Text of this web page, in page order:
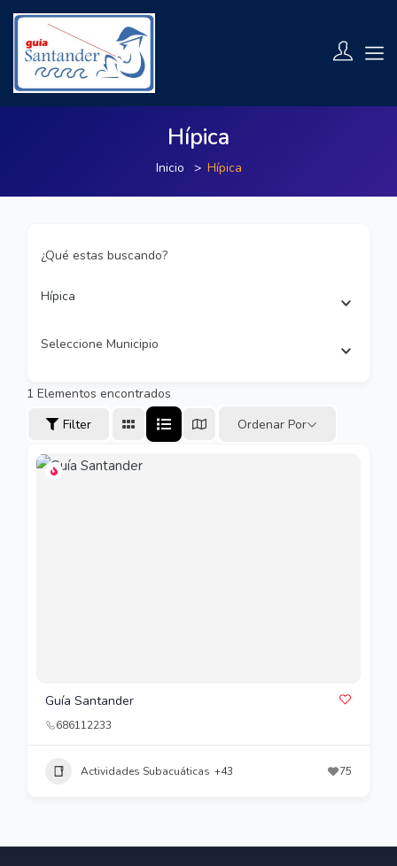
Hípica
Inicio Hípica
¿Qué estas buscando?
Hípica
Seleccione Municipio
1 Elementos encontrados
Filter
Ordenar Por
Guía Santander
686112233
Actividades Subacuáticas +43 75